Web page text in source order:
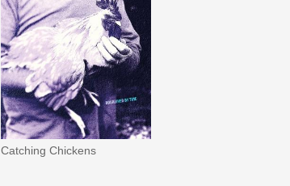
Catching Chickens